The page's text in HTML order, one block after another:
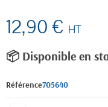
12,90 € HT
📦 Disponible en
Référence705640